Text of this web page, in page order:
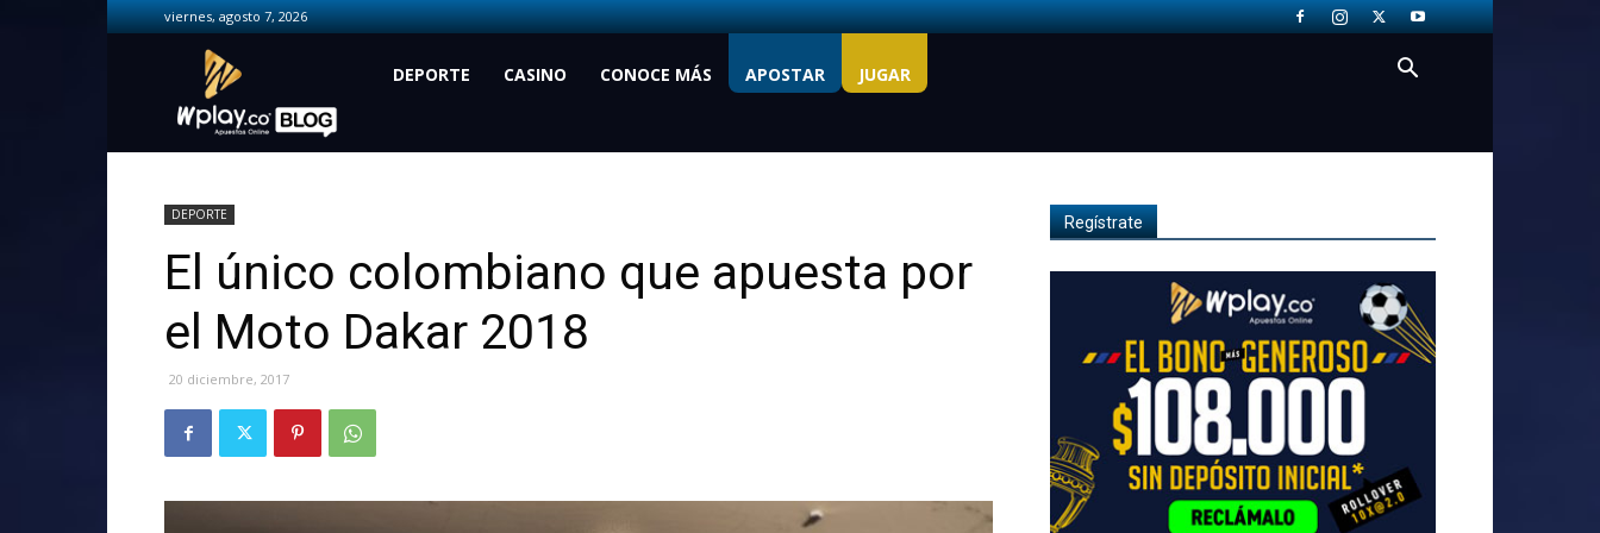
viernes, agosto 7, 2026
Wplay.co
DEPORTE CASINO CONOCE MÁS APOSTAR JUGAR
DEPORTE
El único colombiano que apuesta por
el Moto Dakar 2018
20 diciembre, 2017
Regístrate